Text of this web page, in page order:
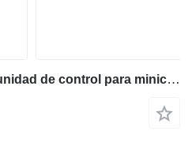
Bobcat 6693353 193136 unidad de control para minicargadora